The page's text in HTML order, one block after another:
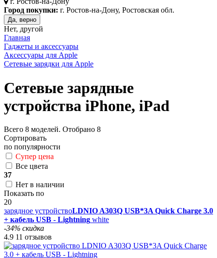
Город покупки: г. Ростов-на-Дону, Ростовская обл.
Да, верно
Нет, другой
Главная
Гаджеты и аксессуары
Аксессуары для Apple
Сетевые зарядки для Apple
Сетевые зарядные
устройства iPhone, iPad
Всего 8 моделей. Отобрано 8
Сортировать
по популярности
Супер цена
Все цвета
37
Нет в наличии
Показать по
20
зарядное устройствоLDNIO A303Q USB*3A Quick Charge 3.0
+ кабель USB - Lightning white
-34% скидка
4.9 11 отзывов